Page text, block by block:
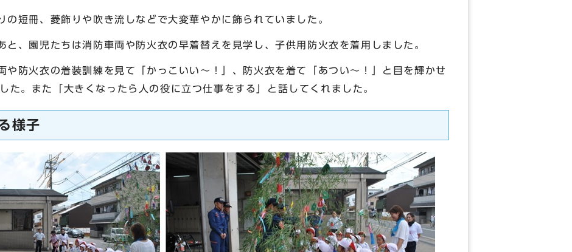
短冊、菱飾りや吹き流しなどで大変華やかに飾られていました。
、園児たちは消防車両や防火衣の早着替えを見学し、子供用防火衣を着用しました。
や防火衣の着装訓練を見て「かっこいい～！」、防火衣を着て「あつい～！」と目を輝かせ
た。また「大きくなったら人の役に立つ仕事をする」と話してくれました。
様子